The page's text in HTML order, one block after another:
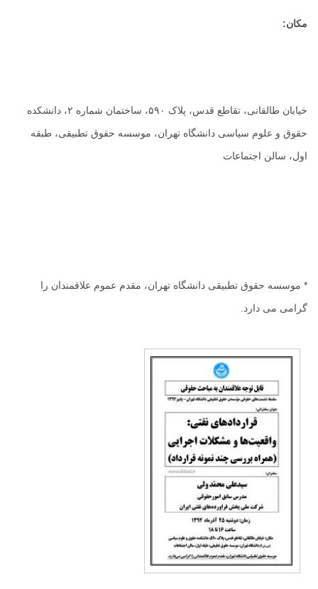
مکان:
خیابان طالقانی، تقاطع قدس، پلاک ۵۹۰، ساختمان شماره ۲، دانشکده
حقوق و علوم سیاسی دانشگاه تهران، موسسه حقوق تطبیقی، طبقه
اول، سالن اجتماعات
* موسسه حقوق تطبیقی دانشگاه تهران، مقدم عموم علاقمندان را
گرامی می دارد.